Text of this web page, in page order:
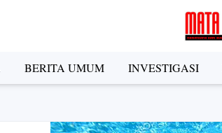
BERITA UMUM INVESTIGASI